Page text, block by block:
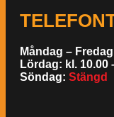
Måndag –
Lördag: kl. 10.00
Söndag: Stängd